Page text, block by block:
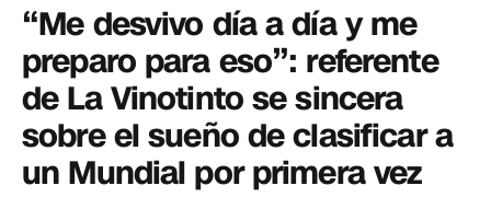
“Me desvivo día a día y me
preparo para eso”: referente
de La Vinotinto se sincera
sobre el sueño de clasificar a
un Mundial por primera vez